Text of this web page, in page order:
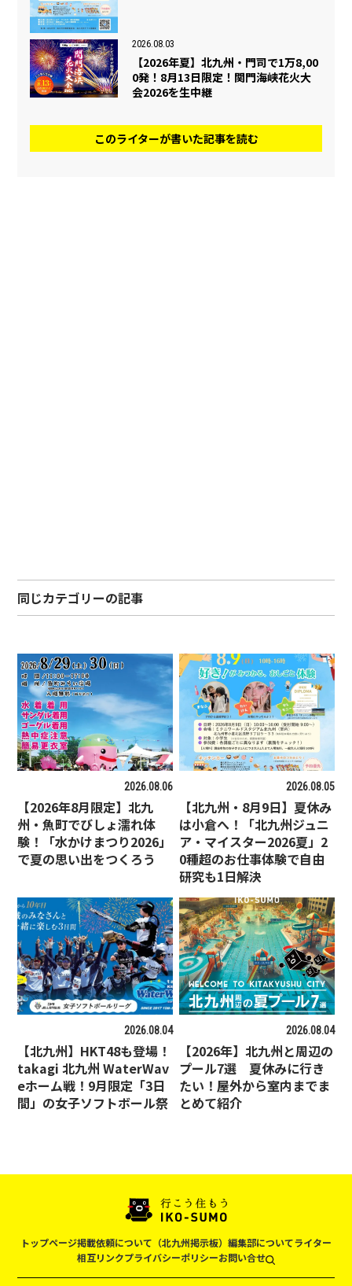
2026.08.03
【2026年夏】北九州・門司で1万8,00
0発！8月13日限定！関門海峡花火大
会2026を生中継
このライターが書いた記事を読む
同じカテゴリーの記事
2026.08.06
【2026年8月限定】北九
州・魚町でびしょ濡れ体
験！「水かけまつり2026」
で夏の思い出をつくろう
2026.08.05
【北九州・8月9日】夏休み
は小倉へ！「北九州ジュニ
ア・マイスター2026夏」2
0種超のお仕事体験で自由
研究も1日解決
2026.08.04
【北九州】HKT48も登場！
takagi 北九州 WaterWav
eホーム戦！9月限定「3日
間」の女子ソフトボール祭
2026.08.04
【2026年】北九州と周辺の
プール7選 夏休みに行き
たい！屋外から室内までま
とめて紹介
トップページ掲載依頼について（北九州掲示板） 編集部についてライター
相互リンクプライバシーポリシーお問い合せ